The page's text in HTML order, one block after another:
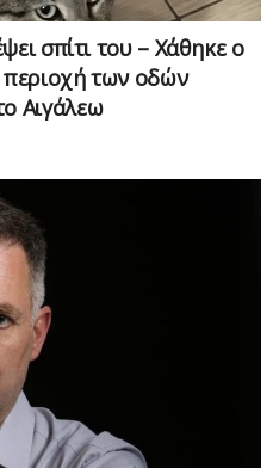
σπίτι του – Χάθηκε ο
των οδών
Αιγάλεω